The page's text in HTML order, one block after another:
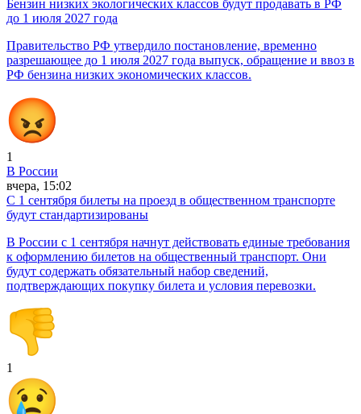
Бензин низких экологических классов будут продавать в РФ
до 1 июля 2027 года
Правительство РФ утвердило постановление, временно
разрешающее до 1 июля 2027 года выпуск, обращение и ввоз в
РФ бензина низких экономических классов.
1
В России
вчера, 15:02
С 1 сентября билеты на проезд в общественном транспорте
будут стандартизированы
В России с 1 сентября начнут действовать единые требования
к оформлению билетов на общественный транспорт. Они
будут содержать обязательный набор сведений,
подтверждающих покупку билета и условия перевозки.
1